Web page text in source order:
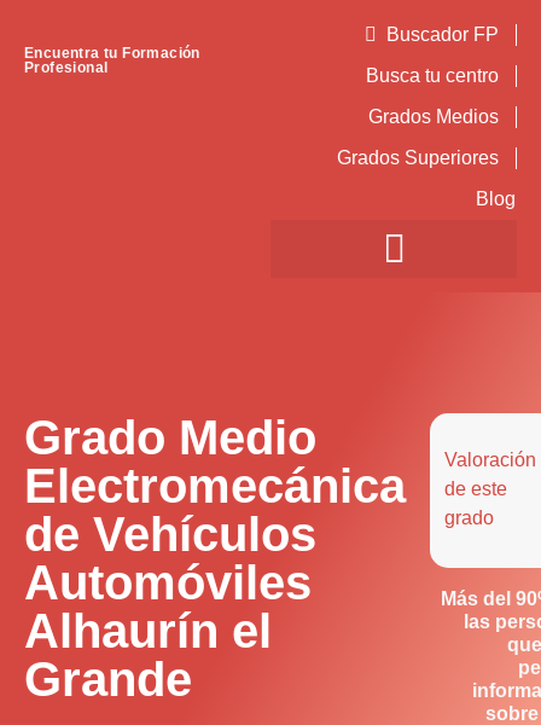
Encuentra tu Formación
Profesional
Buscador FP
Busca tu centro
Grados Medios
Grados Superiores
Blog
Grado Medio
Electromecánica
de Vehículos
Automóviles
Alhaurín el
Grande
Valoración
de este
grado
Más del
las